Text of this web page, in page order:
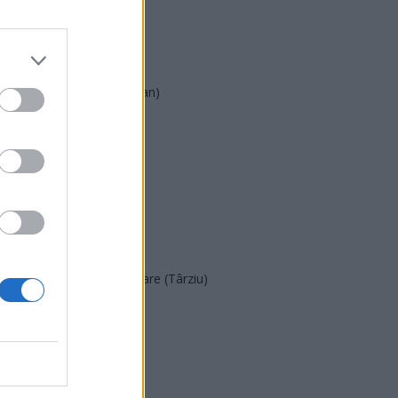
PMP (Tomac)
Forța Dreptei (L. Orban)
SENS
POT (Gavrilă)
Acțiunea Conservatoare (Târziu)
PDF (Lazarus)
PNCR (Terheș)